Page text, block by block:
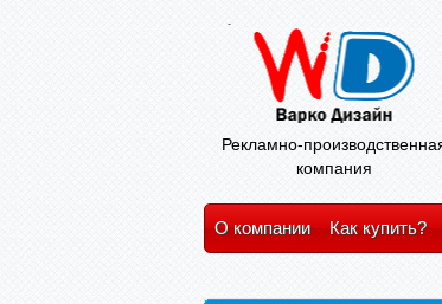
Рекламно-
компания
О компании Как купить?